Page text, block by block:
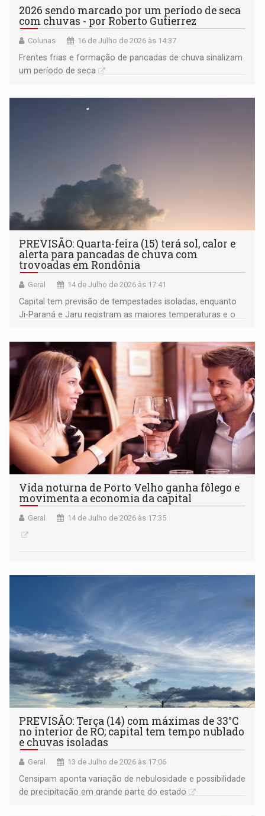
2026 sendo marcado por um período de seca
com chuvas - por Roberto Gutierrez
Colunas 16 de Julho de 2026 às 14:37
Frentes frias e formação de pancadas de chuva sinalizam
um período de seca
PREVISÃO: Quarta-feira (15) terá sol, calor e
alerta para pancadas de chuva com
trovoadas em Rondônia
Geral 14 de Julho de 2026 às 17:41
Capital tem previsão de tempestades isoladas, enquanto
Ji-Paraná e Jaru registram as maiores temperaturas e o
Vida noturna de Porto Velho ganha fôlego e
movimenta a economia da capital
Geral 14 de Julho de 2026 às 17:35
PREVISÃO: Terça (14) com máximas de 33°C
no interior de RO; capital tem tempo nublado
e chuvas isoladas
Geral 13 de Julho de 2026 às 17:06
Censipam aponta variação de nebulosidade e possibilidade
de precipitação em grande parte do estado